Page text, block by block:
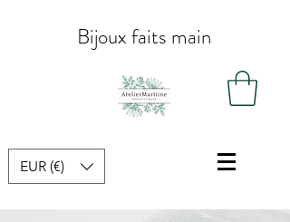
Bijoux faits main
EUR (€)